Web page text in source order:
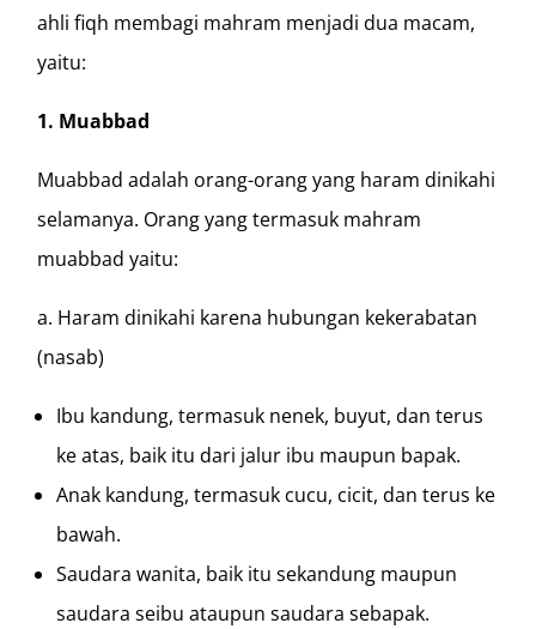
ahli fiqh membagi mahram menjadi dua macam,
yaitu:
1. Muabbad
Muabbad adalah orang-orang yang haram dinikahi
selamanya. Orang yang termasuk mahram
muabbad yaitu:
a. Haram dinikahi karena hubungan kekerabatan
(nasab)
Ibu kandung, termasuk nenek, buyut, dan terus
ke atas, baik itu dari jalur ibu maupun bapak.
Anak kandung, termasuk cucu, cicit, dan terus ke
bawah.
Saudara wanita, baik itu sekandung maupun
saudara seibu ataupun saudara sebapak.